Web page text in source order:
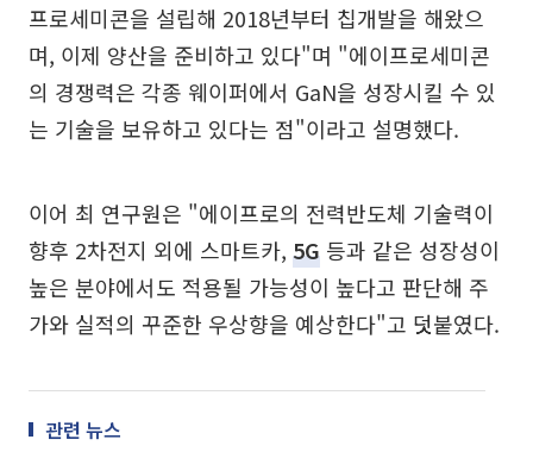
프로세미콘을 설립해 2018년부터 칩개발을 해왔으
며, 이제 양산을 준비하고 있다"며 "에이프로세미콘
의 경쟁력은 각종 웨이퍼에서 GaN을 성장시킬 수 있
는 기술을 보유하고 있다는 점"이라고 설명했다.
이어 최 연구원은 "에이프로의 전력반도체 기술력이
향후 2차전지 외에 스마트카, 5G 등과 같은 성장성이
높은 분야에서도 적용될 가능성이 높다고 판단해 주
가와 실적의 꾸준한 우상향을 예상한다"고 덧붙였다.
관련 뉴스